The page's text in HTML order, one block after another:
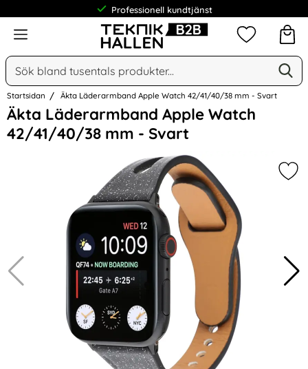
Professionell kundtjänst
Meny
Sök
Sök på Narse Group AB
Mina
Startsidan Äkta Läderarmband Apple Watch 42/41/40/38 mm - Svart
Äkta Läderarmband Apple Watch
42/41/40/38 mm - Svart
Hoppa
över
Bilder